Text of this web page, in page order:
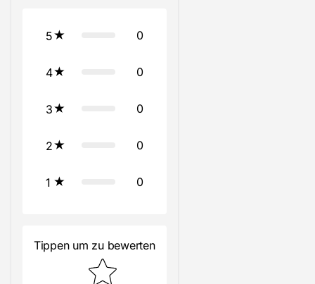
5 0
4 0
3 0
2 0
1 0
Tippen um zu bewerten